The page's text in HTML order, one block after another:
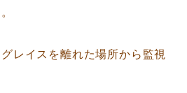
レイスを離れた場所から監視